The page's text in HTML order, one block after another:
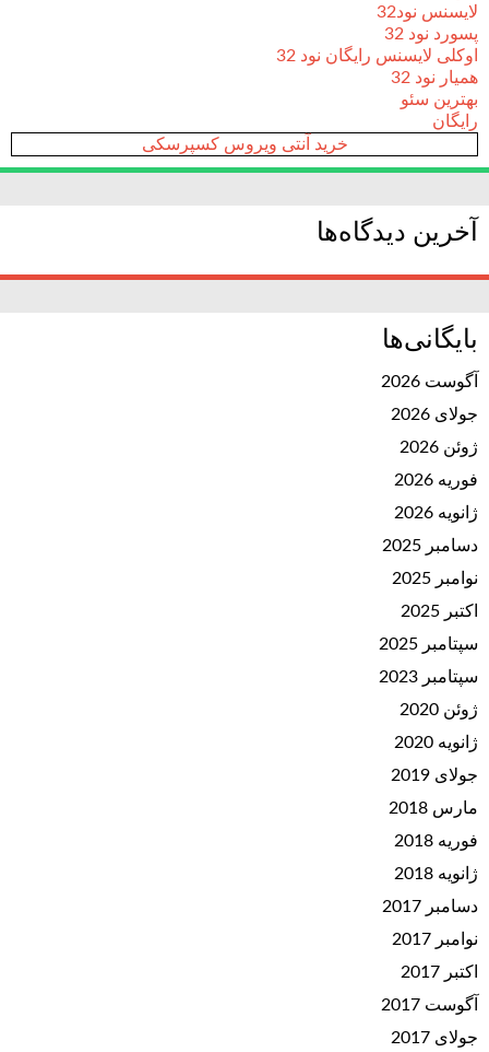
لایسنس نود32
پسورد نود 32
اوکلی لایسنس رایگان نود 32
همیار نود 32
بهترین سئو
رایگان
خرید آنتی ویروس کسپرسکی
آخرین دیدگاه‌ها
بایگانی‌ها
آگوست 2026
جولای 2026
ژوئن 2026
فوریه 2026
ژانویه 2026
دسامبر 2025
نوامبر 2025
اکتبر 2025
سپتامبر 2025
سپتامبر 2023
ژوئن 2020
ژانویه 2020
جولای 2019
مارس 2018
فوریه 2018
ژانویه 2018
دسامبر 2017
نوامبر 2017
اکتبر 2017
آگوست 2017
جولای 2017